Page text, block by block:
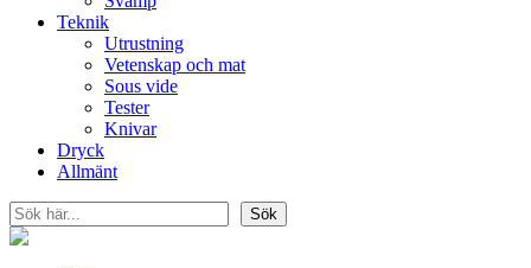
Teknik
Utrustning
Vetenskap och mat
Sous vide
Tester
Knivar
Dryck
Allmänt
Sök
Sök